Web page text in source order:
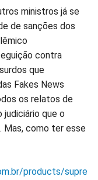
ministros já se
de sanções dos
contra
que
Fakes News
os relatos de
judiciário que o
Mas, como ter esse
products/supre